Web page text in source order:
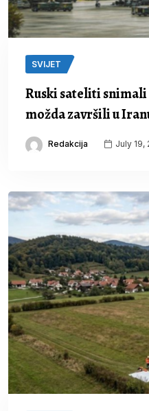
SVIJET
Ruski sateliti
možda završili u
Redakcija July 19,